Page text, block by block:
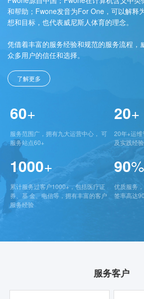
和帮助；Fwone发音为For One，可以解释
想和目标，也代表威尼斯人体育的理念。
凭借着丰富的服务经验和规范的服务流程，
众多用户的信任和选择。
了解更多
60+
服务范围广，拥有九大运营中心， 可
服务站点60+
20+
20年+运
及实践经验
1000+
累计服务过客户1000+，包括医疗证
券、基 金、电信等，拥有丰富的客户
服务经验
90%
优质服务
签率高达
服务客户